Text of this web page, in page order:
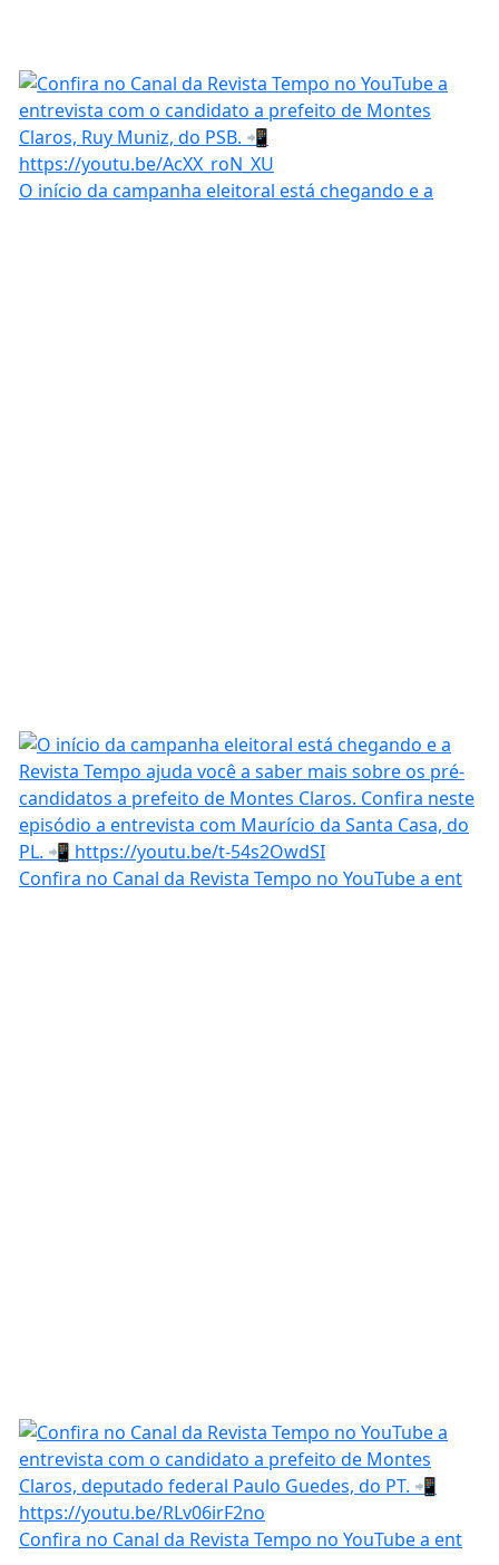
O início da campanha eleitoral está chegando e a
Confira no Canal da Revista Tempo no YouTube a ent
Confira no Canal da Revista Tempo no YouTube a ent